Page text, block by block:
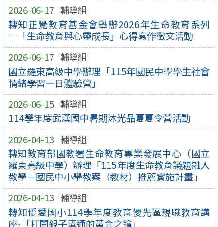
2026-06-17 輔導組
轉知正覺教育基金會舉辦2026年生命教育系列
─「生命教育與心靈成長」心得寫作徵文活動
2026-06-17 輔導組
國立羅東高級中學辦理「115年國民中學學生社會
情緒學習一日體驗營」
2026-06-15 輔導組
114學年度武漢國中暑期沐光品夏夏令營活動
2026-04-13 輔導組
轉知教育部國教署生命教育專業發展中心（國立
羅東高級中學）辦理「115年度生命教育議題融入
教學－國民中小學教案（教材）推薦實施計畫」
2026-04-13 輔導組
轉知僑愛國小114學年度教育優先區親職教育講
座-「打開親子溝通的黃金之鑰」